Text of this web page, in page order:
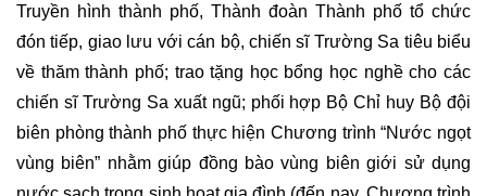
Truyền hình thành phố, Thành đoàn Thành phố tổ chức
đón tiếp, giao lưu với cán bộ, chiến sĩ Trường Sa tiêu biểu
về thăm thành phố; trao tặng học bổng học nghề cho các
chiến sĩ Trường Sa xuất ngũ; phối hợp Bộ Chỉ huy Bộ đội
biên phòng thành phố thực hiện Chương trình “Nước ngọt
vùng biên” nhằm giúp đồng bào vùng biên giới sử dụng